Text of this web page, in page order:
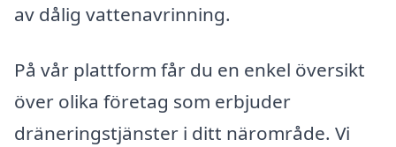
av dålig vattenavrinning.
På vår plattform får du en enkel översikt
över olika företag som erbjuder
dräneringstjänster i ditt närområde. Vi